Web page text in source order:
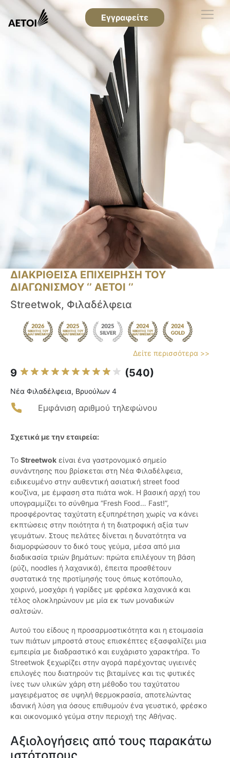
Εγγραφείτε
ΔΙΑΚΡΙΘΕΙΣΑ ΕΠΙΧΕΙΡΗΣΗ ΤΟΥ
ΔΙΑΓΩΝΙΣΜΟΥ ‘’ ΑΕΤΟΙ ‘’
Streetwok, Φιλαδέλφεια
Δείτε περισσότερα >>
9 (540)
Νέα Φιλαδέλφεια, Βρυούλων 4
Εμφάνιση αριθμού τηλεφώνου
Σχετικά με την εταιρεία:
Το Streetwok είναι ένα γαστρονομικό σημείο
συνάντησης που βρίσκεται στη Νέα Φιλαδέλφεια,
ειδικευμένο στην αυθεντική ασιατική street food
κουζίνα, με έμφαση στα πιάτα wok. Η βασική αρχή του
υπογραμμίζει το σύνθημα “Fresh Food… Fast!”,
προσφέροντας ταχύτατη εξυπηρέτηση χωρίς να κάνει
εκπτώσεις στην ποιότητα ή τη διατροφική αξία των
γευμάτων. Στους πελάτες δίνεται η δυνατότητα να
διαμορφώσουν το δικό τους γεύμα, μέσα από μια
διαδικασία τριών βημάτων: πρώτα επιλέγουν τη βάση
(ρύζι, noodles ή λαχανικά), έπειτα προσθέτουν
συστατικά της προτίμησής τους όπως κοτόπουλο,
χοιρινό, μοσχάρι ή γαρίδες με φρέσκα λαχανικά και
τέλος ολοκληρώνουν με μία εκ των μοναδικών
σαλτσών.
Αυτού του είδους η προσαρμοστικότητα και η ετοιμασία
των πιάτων μπροστά στους επισκέπτες εξασφαλίζει μια
εμπειρία με διαδραστικό και ευχάριστο χαρακτήρα. Το
Streetwok ξεχωρίζει στην αγορά παρέχοντας υγιεινές
επιλογές που διατηρούν τις βιταμίνες και τις φυτικές
ίνες των υλικών χάρη στη μέθοδο του ταχύτατου
μαγειρέματος σε υψηλή θερμοκρασία, αποτελώντας
ιδανική λύση για όσους επιθυμούν ένα γευστικό, φρέσκο
και οικονομικό γεύμα στην περιοχή της Αθήνας.
Αξιολογήσεις από τους παρακάτω